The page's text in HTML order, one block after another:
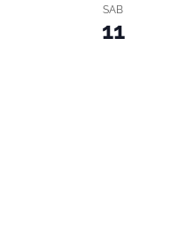
SAB
11